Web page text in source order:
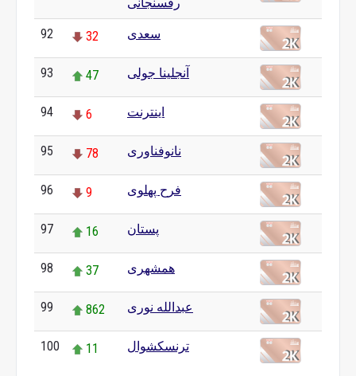
92 32 سعدی
93 47 آنجلینا جولی
94 6 اینترنت
95 78 نانوفناوری
96 9 فرح پهلوی
97 16 پستان
98 37 همشهری
99 862 عبدالله نوری
100 11 ترنسکشوال